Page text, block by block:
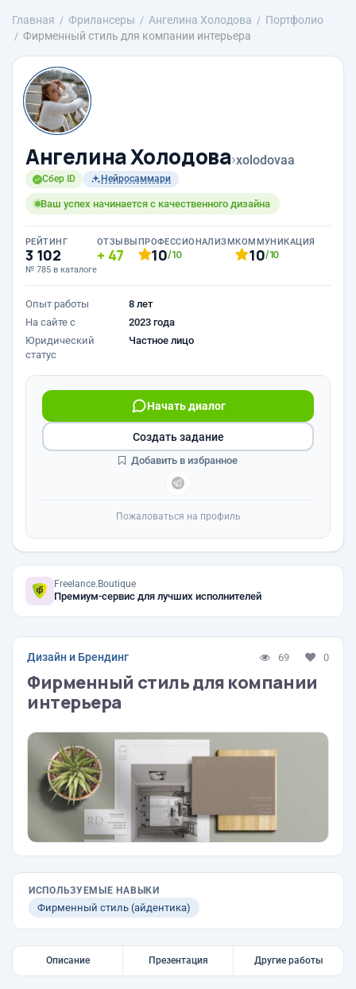
Главная Фрилансеры Ангелина Холодова
Портфолио
Фирменный стиль для компании интерьера
Ангелина Холодова›xolodovaa
Сбер ID Нейросаммари
Ваш успех начинается с качественного дизайна
РЕЙТИНГ
3 102
№ 785 в каталоге
ОТЗЫВЫ
47
ПРОФЕССИОНАЛИЗМ
10/10
КОММУНИКАЦИЯ
10/10
Опыт работы
8 лет
На сайте с
2023 года
Юридический
статус
Частное лицо
Начать диалог
Создать задание
Добавить в избранное
Пожаловаться на профиль
Freelance.Boutique
Премиум-сервис для лучших исполнителей
Дизайн и Брендинг 69 0
Фирменный стиль для компании
интерьера
ИСПОЛЬЗУЕМЫЕ НАВЫКИ
Фирменный стиль (айдентика)
Описание Презентация Другие работы